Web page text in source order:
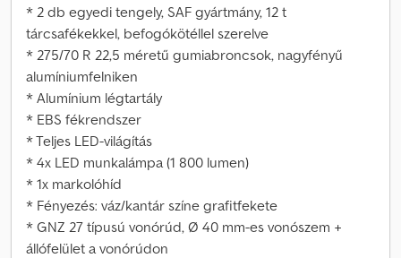
* 2 db egyedi tengely, SAF gyártmány, 12 t
tárcsafékekkel, befogókötéllel szerelve
* 275/70 R 22,5 méretű gumiabroncsok, nagyfényű
alumíniumfelniken
* Alumínium légtartály
* EBS fékrendszer
* Teljes LED-világítás
* 4x LED munkalámpa (1 800 lumen)
* 1x markolóhíd
* Fényezés: váz/kantár színe grafitfekete
* GNZ 27 típusú vonórúd, Ø 40 mm-es vonószem +
állófelület a vonórúdon